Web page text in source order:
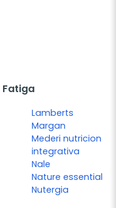
Lamberts
Margan
Mederi nutricion
integrativa
Nale
Nature essential
Nutergia